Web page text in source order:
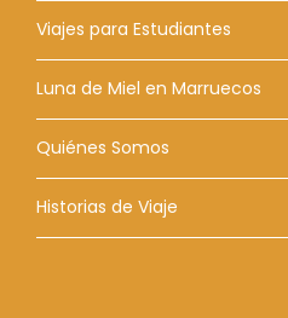
Viajes para Estudiantes
Luna de Miel en Marruecos
Quiénes Somos
Historias de Viaje